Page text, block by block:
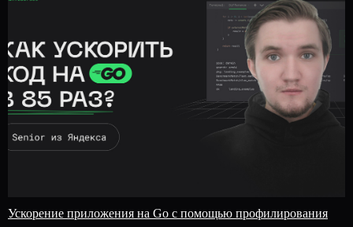
Ускорение приложения на Go с помощью профилирования